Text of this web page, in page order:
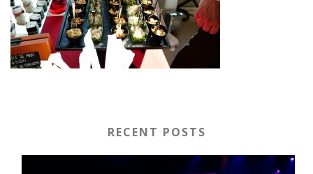
RECENT POSTS